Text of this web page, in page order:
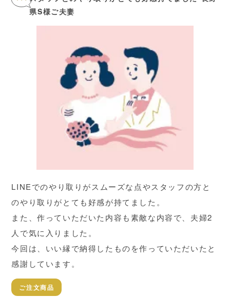
県S様ご夫妻
LINEでのやり取りがスムーズな点やスタッフの方と
のやり取りがとても好感が持てました。
また、作っていただいた内容も素敵な内容で、夫婦2
人で気に入りました。
今回は、いい縁で納得したものを作っていただいたと
感謝しています。
ご注文商品